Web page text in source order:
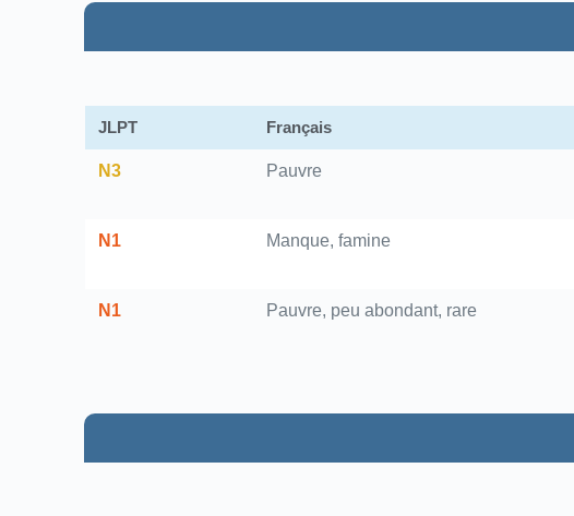
JLPT Français
N3 Pauvre
N1 Manque, famine
N1 Pauvre, peu abondant, rare